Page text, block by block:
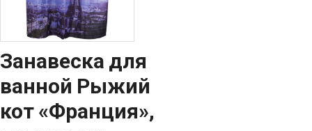
Занавеска для
ванной Рыжий
кот «Франция»,